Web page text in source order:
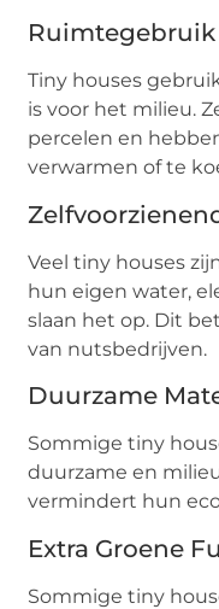
Ruimtegebruik
Tiny houses
is voor het milieu.
percelen en
verwarmen of te
Veel tiny houses
hun eigen water,
slaan het op. Dit
van nutsbedrijven.
Duurzame
Sommige tiny
duurzame en
vermindert hun
Extra Groene
Sommige tiny